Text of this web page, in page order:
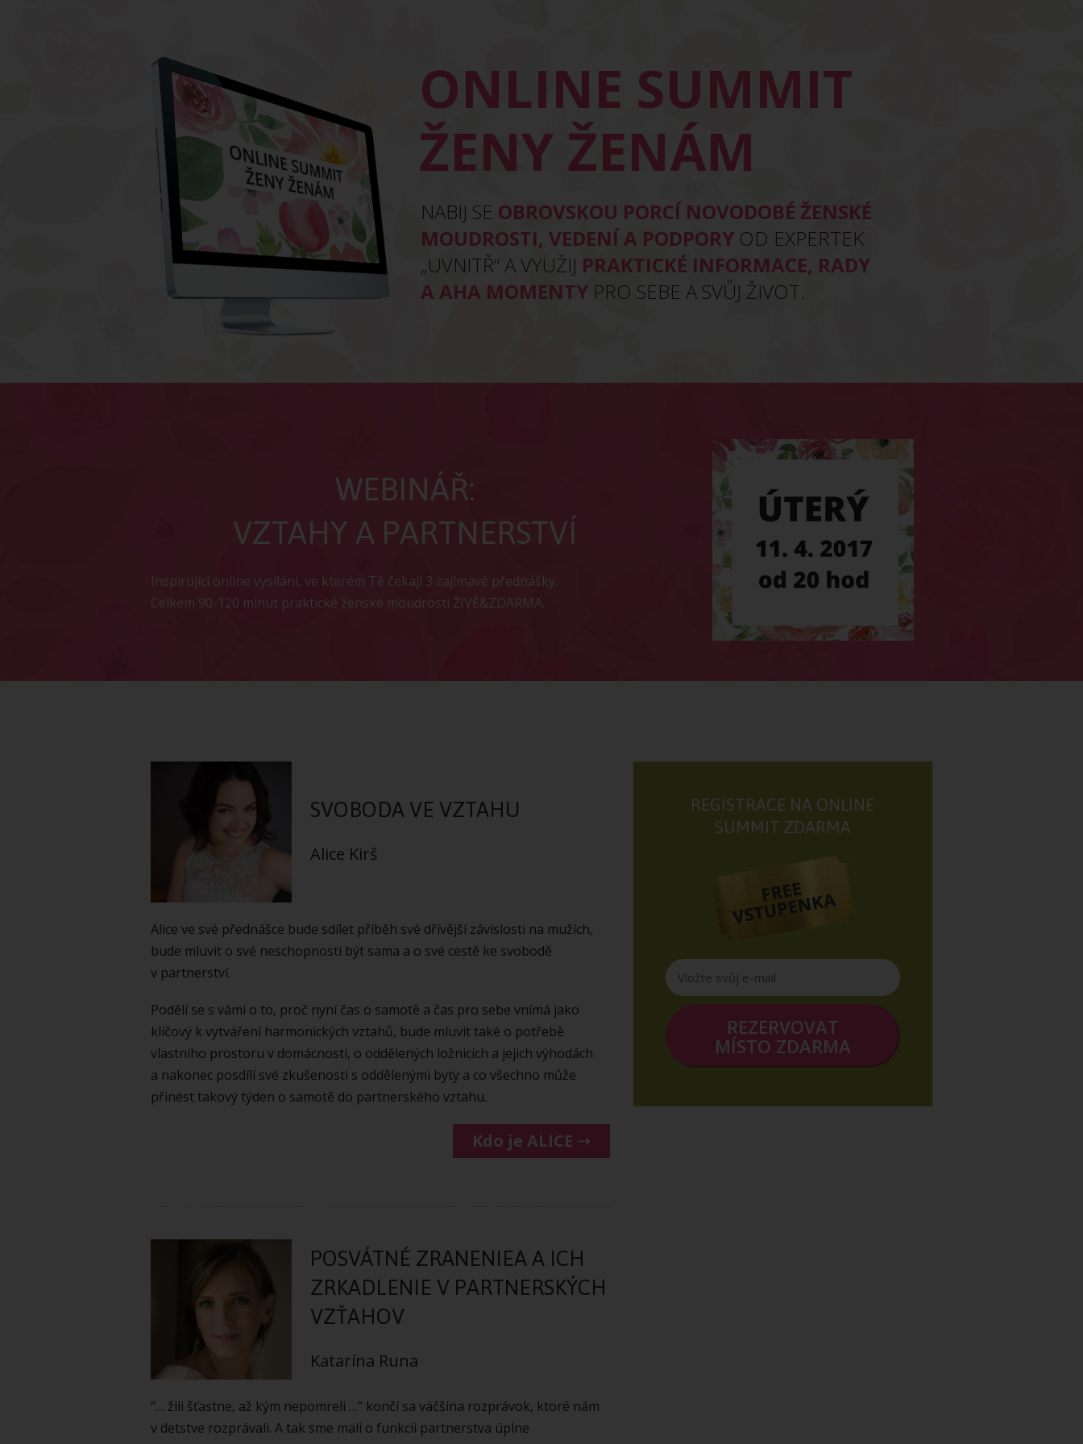
ONLINE SUMMIT
ŽENY ŽENÁM
NABIJ SE OBROVSKOU PORCÍ NOVODOBÉ ŽENSKÉ
MOUDROSTI, VEDENÍ A PODPORY OD EXPERTEK
„UVNITŘ“ A VYUŽIJ PRAKTICKÉ INFORMACE, RADY
A AHA MOMENTY PRO SEBE A SVŮJ ŽIVOT.
WEBINÁŘ:
VZTAHY A PARTNERSTVÍ
Inspirující online vysílání, ve kterém Tě čekají 3 zajímavé přednášky.
Celkem 90-120 minut praktické ženské moudrosti ŽIVĚ&ZDARMA.
SVOBODA VE VZTAHU
Alice Kirš
Alice ve své přednášce bude sdílet příběh své dřívější závislosti na mužích,
bude mluvit o své neschopnosti být sama a o své cestě ke svobodě
v partnerství.
Podělí se s vámi o to, proč nyní čas o samotě a čas pro sebe vnímá jako
klíčový k vytváření harmonických vztahů, bude mluvit také o potřebě
vlastního prostoru v domácnosti, o oddělených ložnicích a jejich výhodách
a nakonec posdílí své zkušenosti s oddělenými byty a co všechno může
přinést takový týden o samotě do partnerského vztahu.
Kdo je ALICE ➝
POSVÁTNÉ ZRANENIEA A ICH
ZRKADLENIE V PARTNERSKÝCH
VZŤAHOV
Katarína Runa
“… žili šťastne, až kým nepomreli …” končí sa väčšina rozprávok, ktoré nám
v detstve rozprávali. A tak sme mali o funkcii partnerstva úplne
REGISTRACE NA ONLINE
SUMMIT ZDARMA
REZERVOVAT
MÍSTO ZDARMA